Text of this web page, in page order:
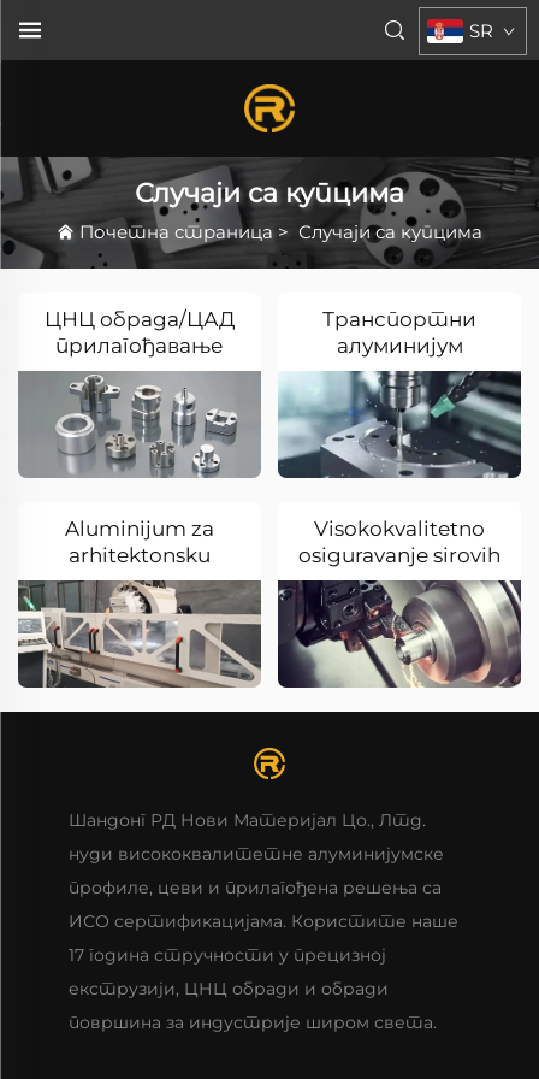
SR
Случаји са купцима
Почетна страница > Случаји са купцима
ЦНЦ обрада/ЦАД
прилагођавање
Транспортни
алуминијум
Aluminijum za
arhitektonsku
dekoraciju
Visokokvalitetno
osiguravanje sirovih
materija
Шандонг РД Нови Материјал Цо., Лтд.
нуди висококвалитетне алуминијумске
профиле, цеви и прилагођена решења са
ИСО сертификацијама. Користите наше
17 година стручности у прецизној
екструзији, ЦНЦ обради и обради
површина за индустрије широм света.